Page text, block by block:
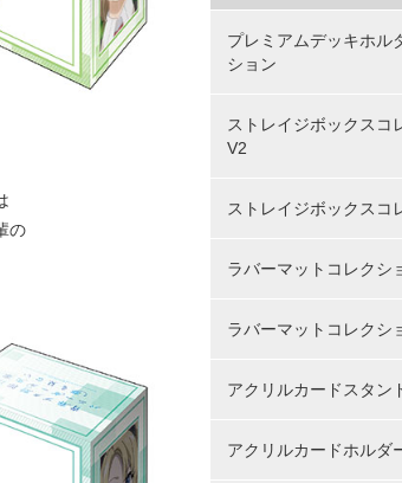
の
プレミアムデッキホル
ション
ストレイジボックスコ
V2
ストレイジボックスコ
ラバーマットコレクシ
ラバーマットコレクシ
アクリルカードスタン
アクリルカードホルダ